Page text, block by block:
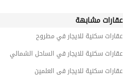
عقارات مشابهة
عقارات سكنية للايجار في مطروح
عقارات سكنية للايجار في الساحل الشمالي
عقارات سكنية للايجار في العلمين